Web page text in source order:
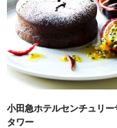
小田急ホテルセンチュリー
タワー